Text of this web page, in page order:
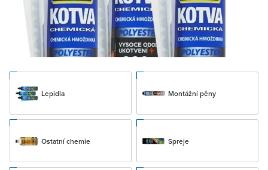
Lepidla Montážní pěny
Ostatní chemie Spreje